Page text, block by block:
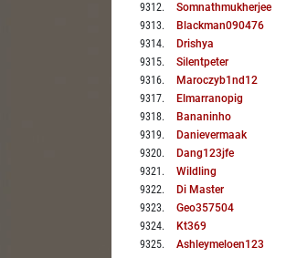
9312. Somnathmukherjee
9313. Blackman090476
9314. Drishya
9315. Silentpeter
9316. Maroczyb1nd12
9317. Elmarranopig
9318. Bananinho
9319. Danievermaak
9320. Dang123jfe
9321 . Wildling
9322. Di Master
9323. Geo357504
9324. Kt369
9325. Ashleymeloen123